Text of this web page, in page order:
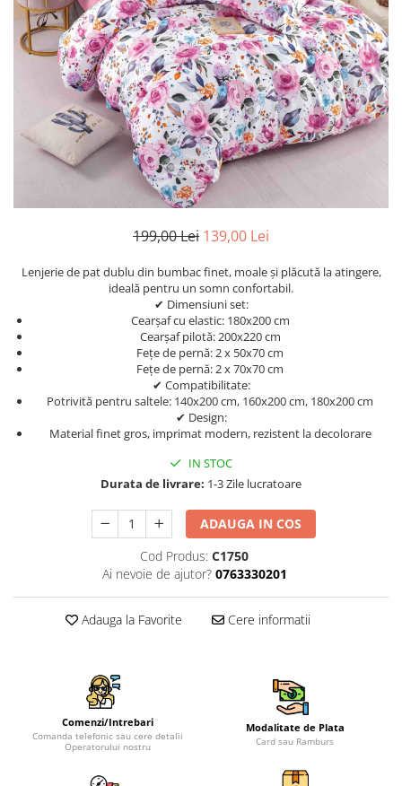
Cearceaf Normal
Lenjerii Pat Imprimeu 5D cu Elastic
Cearceaf cu Elastic pat 1 Persoana
Cearceaf cu Elastic pat 2 Persoane
Lenjerii Pat Inimi Brodate
Lenjerii Pat, Bumbac-Finet
Premium, 1 Persoana
Lenjerii Pat, Bumbac-Finet
Premium, 2 Persoane
199,00 Lei 139,00 Lei
Lenjerie de pat dublu din bumbac finet, moale și plăcută la atingere,
ideală pentru un somn confortabil.
✔ Dimensiuni set:
Cearșaf cu elastic: 180x200 cm
Cearșaf pilotă: 200x220 cm
Fețe de pernă: 2 x 50x70 cm
Fețe de pernă: 2 x 70x70 cm
✔ Compatibilitate:
Potrivită pentru saltele: 140x200 cm, 160x200 cm, 180x200 cm
✔ Design:
Material finet gros, imprimat modern, rezistent la decolorare
IN STOC
Durata de livrare: 1-3 Zile lucratoare
ADAUGA IN COS
Cod Produs: C1750
Ai nevoie de ajutor? 0763330201
Adauga la Favorite Cere informatii
Comenzi/Intrebari
Comanda telefonic sau cere detalii
Operatorului nostru
Modalitate de Plata
Card sau Ramburs